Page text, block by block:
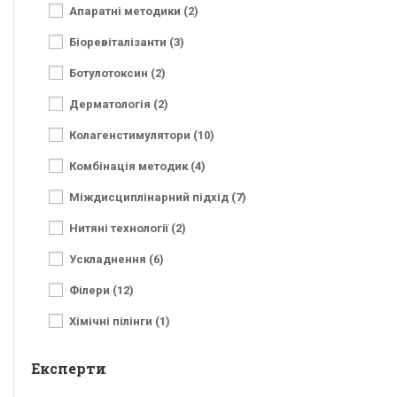
Апаратні методики (2)
Біоревіталізанти (3)
Ботулотоксин (2)
Дерматологія (2)
Колагенстимулятори (10)
Комбінація методик (4)
Міждисциплінарний підхід (7)
Нитяні технології (2)
Ускладнення (6)
Філери (12)
Хімічні пілінги (1)
Експерти